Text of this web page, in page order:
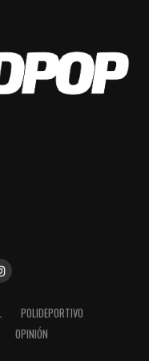
POLIDEPORTIVO
OPINIÓN